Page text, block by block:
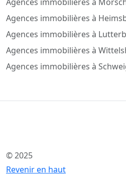
Agences immobilières à
Agences immobilières à
Agences immobilières à
Agences immobilières à
© 2025
Revenir en haut